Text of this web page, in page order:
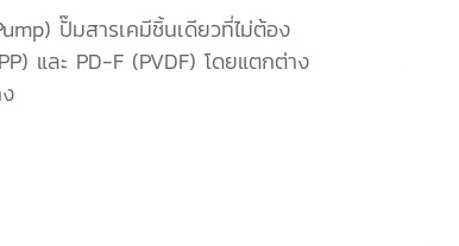
ปั๊มสารเคมีชิ้นเดียวที่ไม่ต้อง
และ PD-F (PVDF) โดยแตกต่าง